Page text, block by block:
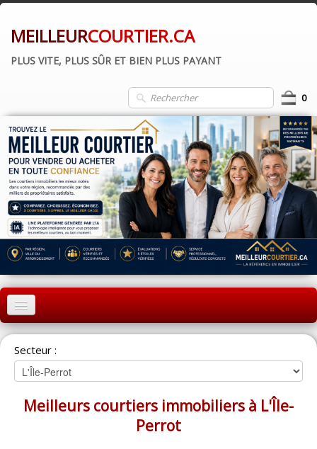
MEILLEURCOURTIER.CA
PLUS VITE, PLUS SÛR ET BIEN PLUS PAYANT
0
ACCUEIL
MONTRÉAL
QUÉBEC
LAVAL
Secteur :
Meilleurs courtiers immobiliers à L'Île-
Perrot